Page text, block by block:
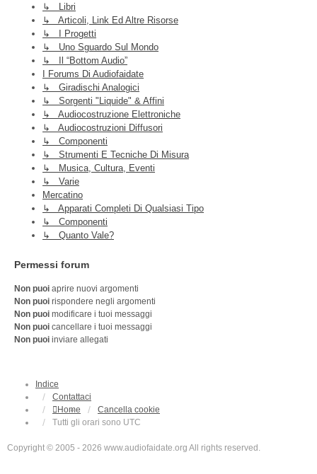
↳ Libri
↳ Articoli, Link Ed Altre Risorse
↳ I Progetti
↳ Uno Sguardo Sul Mondo
↳ Il “Bottom Audio”
I Forums Di Audiofaidate
↳ Giradischi Analogici
↳ Sorgenti "liquide" & Affini
↳ Audiocostruzione Elettroniche
↳ Audiocostruzioni Diffusori
↳ Componenti
↳ Strumenti E Tecniche Di Misura
↳ Musica, Cultura, Eventi
↳ Varie
Mercatino
↳ Apparati Completi Di Qualsiasi Tipo
↳ Componenti
↳ Quanto Vale?
Permessi forum
Non puoi aprire nuovi argomenti
Non puoi rispondere negli argomenti
Non puoi modificare i tuoi messaggi
Non puoi cancellare i tuoi messaggi
Non puoi inviare allegati
Indice
Contattaci
Home
Cancella cookie
Tutti gli orari sono UTC
Copyright © 2005 - 2026 www.audiofaidate.org All rights reserved.